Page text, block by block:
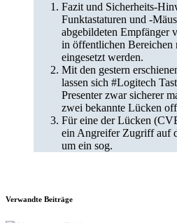
Fazit und Sicherheits-
Funktastaturen und -
abgebildeten Empfänger
in öffentlichen
eingesetzt werden.
Mit den gestern
lassen sich #Logitech
Presenter zwar sicherer
zwei bekannte Lücken
Für eine der Lücken
ein Angreifer Zugriff auf
um ein sog.
Verwandte Beiträge